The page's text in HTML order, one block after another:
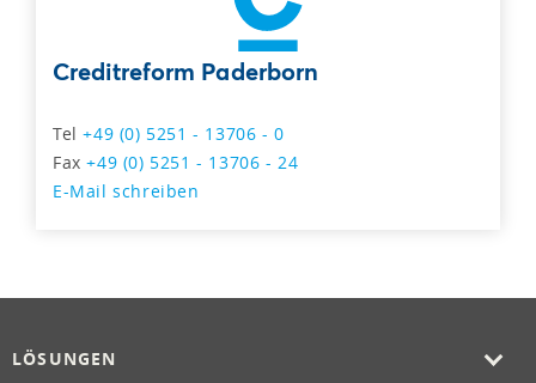
Creditreform Paderborn
Tel+49 (0) 5251 - 13706 - 0
Fax+49 (0) 5251 - 13706 - 24
E-Mail schreiben
LÖSUNGEN